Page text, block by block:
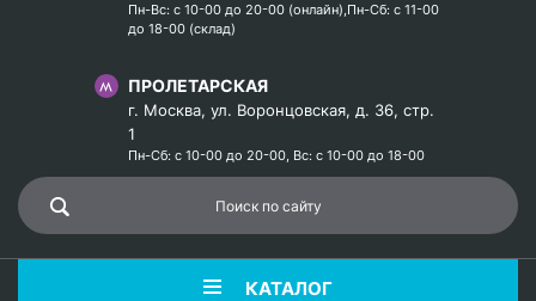
Пн-Вс: с 10-00 до 20-00 (онлайн),Пн-Сб: с 11-00
до 18-00 (склад)
ПРОЛЕТАРСКАЯ
г. Москва, ул. Воронцовская, д. 36, стр.
1
Пн-Сб: с 10-00 до 20-00, Вс: с 10-00 до 18-00
КАТАЛОГ